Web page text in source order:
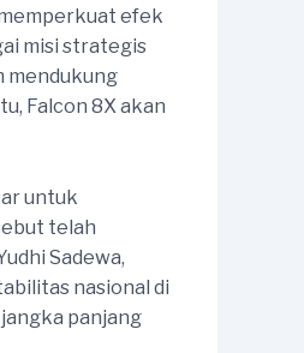
efek
misi strategis
mendukung
Falcon 8X akan
untuk
telah
Sadewa,
nasional di
panjang